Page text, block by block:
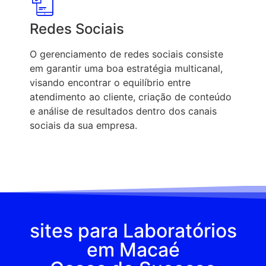
Redes Sociais
O gerenciamento de redes sociais consiste
em garantir uma boa estratégia multicanal,
visando encontrar o equilíbrio entre
atendimento ao cliente, criação de conteúdo
e análise de resultados dentro dos canais
sociais da sua empresa.
sites para Laboratórios
em Macaé